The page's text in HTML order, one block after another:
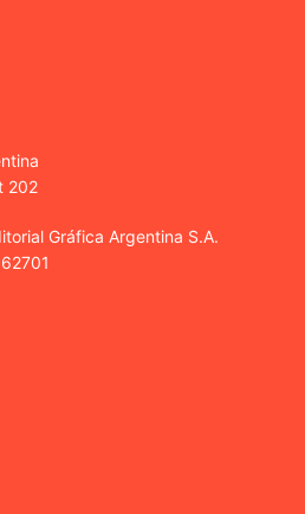
202
Gráfica Argentina S.A.